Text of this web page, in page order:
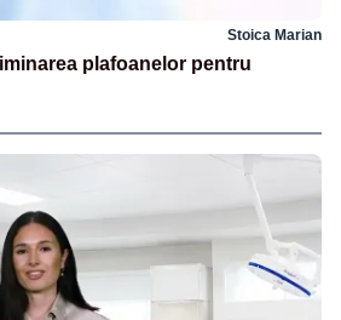
Stoica Marian
plafoanelor pentru